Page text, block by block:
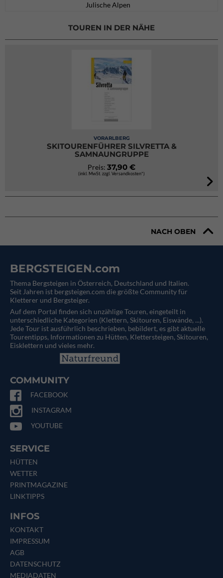
Julische Alpen
TOUREN IN DER NÄHE
VORARLBERG
SKITOURENFÜHRER SILVRETTA &
SAMNAUNGRUPPE
Preis: 37,90 €
(inkl. MwSt. zzgl. Versandkosten*)
NACH OBEN
BERGSTEIGEN.com
Thema Bergsteigen in Österreich, Deutschland und Italien.
Seit Jahren ist bergsteigen.com die größte Community für
Kletterer und Bergsteiger.
Auf dem Portal finden sich unzählige Touren, eingeteilt in
unterschiedliche Kategorien (Klettern, Skitouren, Eiswände, ...).
Jede Tour ist ausführlich beschrieben, bebildert, es gibt aktuelle
Tourentipps, Informationen zu Hütten, Klettersteigen, Skitouren,
Eisklettern und vieles mehr.
COMMUNITY
FACEBOOK
INSTAGRAM
YOUTUBE
SERVICE
HÜTTEN
WETTER
PRINTMAGAZINE
LINKTIPPS
INFOS
KONTAKT
IMPRESSUM
AGB
DATENSCHUTZ
MEDIADATEN